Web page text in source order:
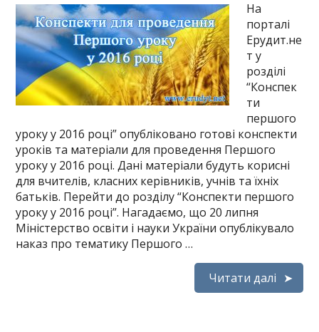
На
порталі
Ерудит.не
т у
розділі
“Конспек
ти
першого
уроку у 2016 році” опубліковано готові конспекти
уроків та матеріали для проведення Першого
уроку у 2016 році. Дані матеріали будуть корисні
для вчителів, класних керівників, учнів та їхніх
батьків. Перейти до розділу “Конспекти першого
уроку у 2016 році”. Нагадаємо, що 20 липня
Міністерство освіти і науки України опублікувало
наказ про тематику Першого …
Читати далі